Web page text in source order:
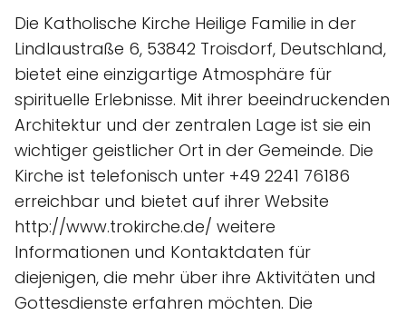
Die Katholische Kirche Heilige Familie in der
Lindlaustraße 6, 53842 Troisdorf, Deutschland,
bietet eine einzigartige Atmosphäre für
spirituelle Erlebnisse. Mit ihrer beeindruckenden
Architektur und der zentralen Lage ist sie ein
wichtiger geistlicher Ort in der Gemeinde. Die
Kirche ist telefonisch unter +49 2241 76186
erreichbar und bietet auf ihrer Website
http://www.trokirche.de/ weitere
Informationen und Kontaktdaten für
diejenigen, die mehr über ihre Aktivitäten und
Gottesdienste erfahren möchten. Die